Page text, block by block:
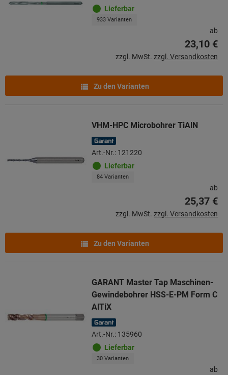
Lieferbar
933 Varianten
ab
23,10 €
zzgl. MwSt. zzgl. Versandkosten
Zu den Varianten
VHM-HPC Microbohrer TiAlN
Art.-Nr.: 121220
Lieferbar
84 Varianten
ab
25,37 €
zzgl. MwSt. zzgl. Versandkosten
Zu den Varianten
GARANT Master Tap Maschinen-
Gewindebohrer HSS-E-PM Form C
AlTiX
Art.-Nr.: 135960
Lieferbar
30 Varianten
ab